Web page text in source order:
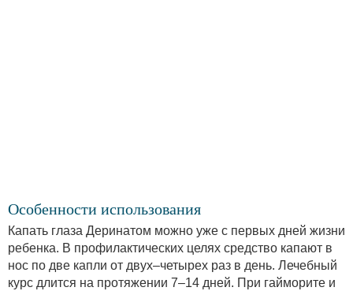
Особенности использования
Капать глаза Деринатом можно уже с первых дней жизни
ребенка. В профилактических целях средство капают в
нос по две капли от двух–четырех раз в день. Лечебный
курс длится на протяжении 7–14 дней. При гайморите и